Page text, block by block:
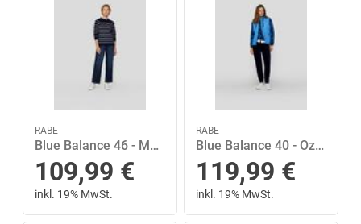
RABE
Blue Balance 46 - Marine
109,99 €
inkl. 19% MwSt.
RABE
Blue Balance 40 - Ozean
119,99 €
inkl. 19% MwSt.